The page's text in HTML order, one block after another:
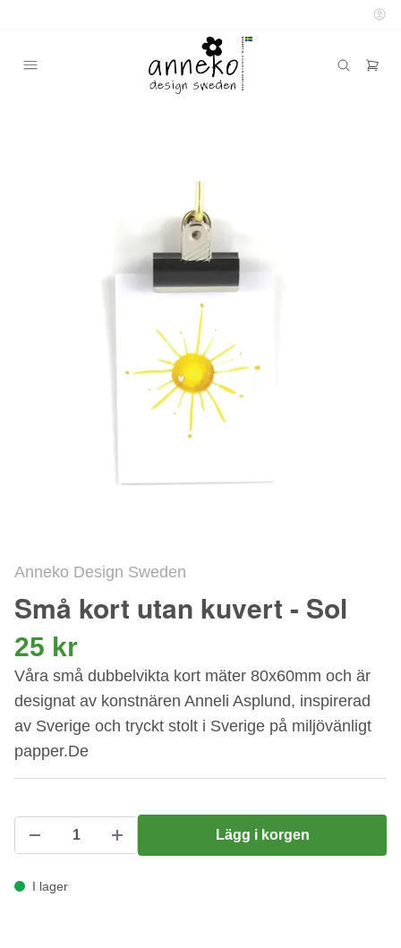
Anneko Design Sweden
Små kort utan kuvert - Sol
25 kr
Våra små dubbelvikta kort mäter 80x60mm och är
designat av konstnären Anneli Asplund, inspirerad
av Sverige och tryckt stolt i Sverige på miljövänligt
papper.De
Lägg i korgen
I lager